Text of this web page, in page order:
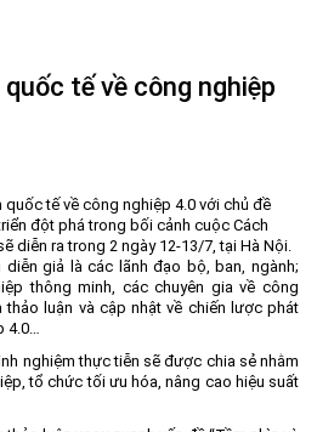
triển
lần thứ 4
▼
án đầu tư
▼
tế về công nghiệp
tế về công nghiệp 4.0 với chủ đề
đột phá trong bối cảnh cuộc Cách
diễn ra trong 2 ngày 12-13/7, tại Hà Nội.
giả là các lãnh đạo bộ, ban, ngành;
thông minh, các chuyên gia về công
luận và cập nhật về chiến lược phát
4.0…
nghiệm thực tiễn sẽ được chia sẻ nhằm
tổ chức tối ưu hóa, nâng cao hiệu suất